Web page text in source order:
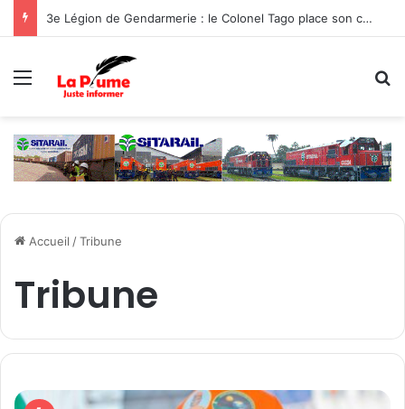
3e Légion de Gendarmerie : le Colonel Tago place son commandement sous le signe de la protection des populations
Menu
Accueil /Tribune
Tribune